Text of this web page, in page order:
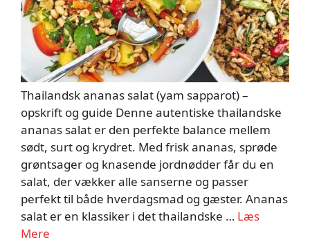
Thailandsk ananas salat (yam sapparot) –
opskrift og guide Denne autentiske thailandske
ananas salat er den perfekte balance mellem
sødt, surt og krydret. Med frisk ananas, sprøde
grøntsager og knasende jordnødder får du en
salat, der vækker alle sanserne og passer
perfekt til både hverdagsmad og gæster. Ananas
salat er en klassiker i det thailandske … Læs
Mere